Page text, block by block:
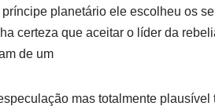
planetário ele escolheu os
certeza que aceitar o líder da
de um
mas totalmente